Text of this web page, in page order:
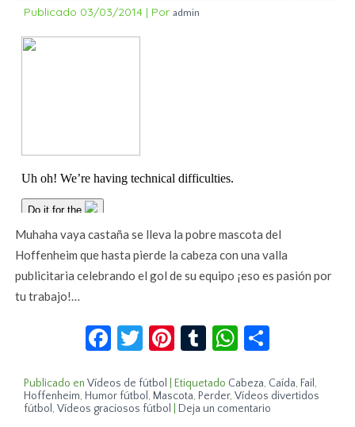
Publicado 03/03/2014 | Por admin
Muhaha vaya castaña se lleva la pobre mascota del
Hoffenheim que hasta pierde la cabeza con una valla
publicitaria celebrando el gol de su equipo ¡eso es pasión por
tu trabajo!…
Facebook
Twitter
Pinterest
TumblrWhatsApp
Publicado en Vídeos de fútbol Etiquetado Cabeza, Caída, Fail ,
Hoffenheim, Humor fútbol , Mascota, Perder,Vídeos divertidos
fútbol ,Vídeos graciosos fútbol Deja un comentario